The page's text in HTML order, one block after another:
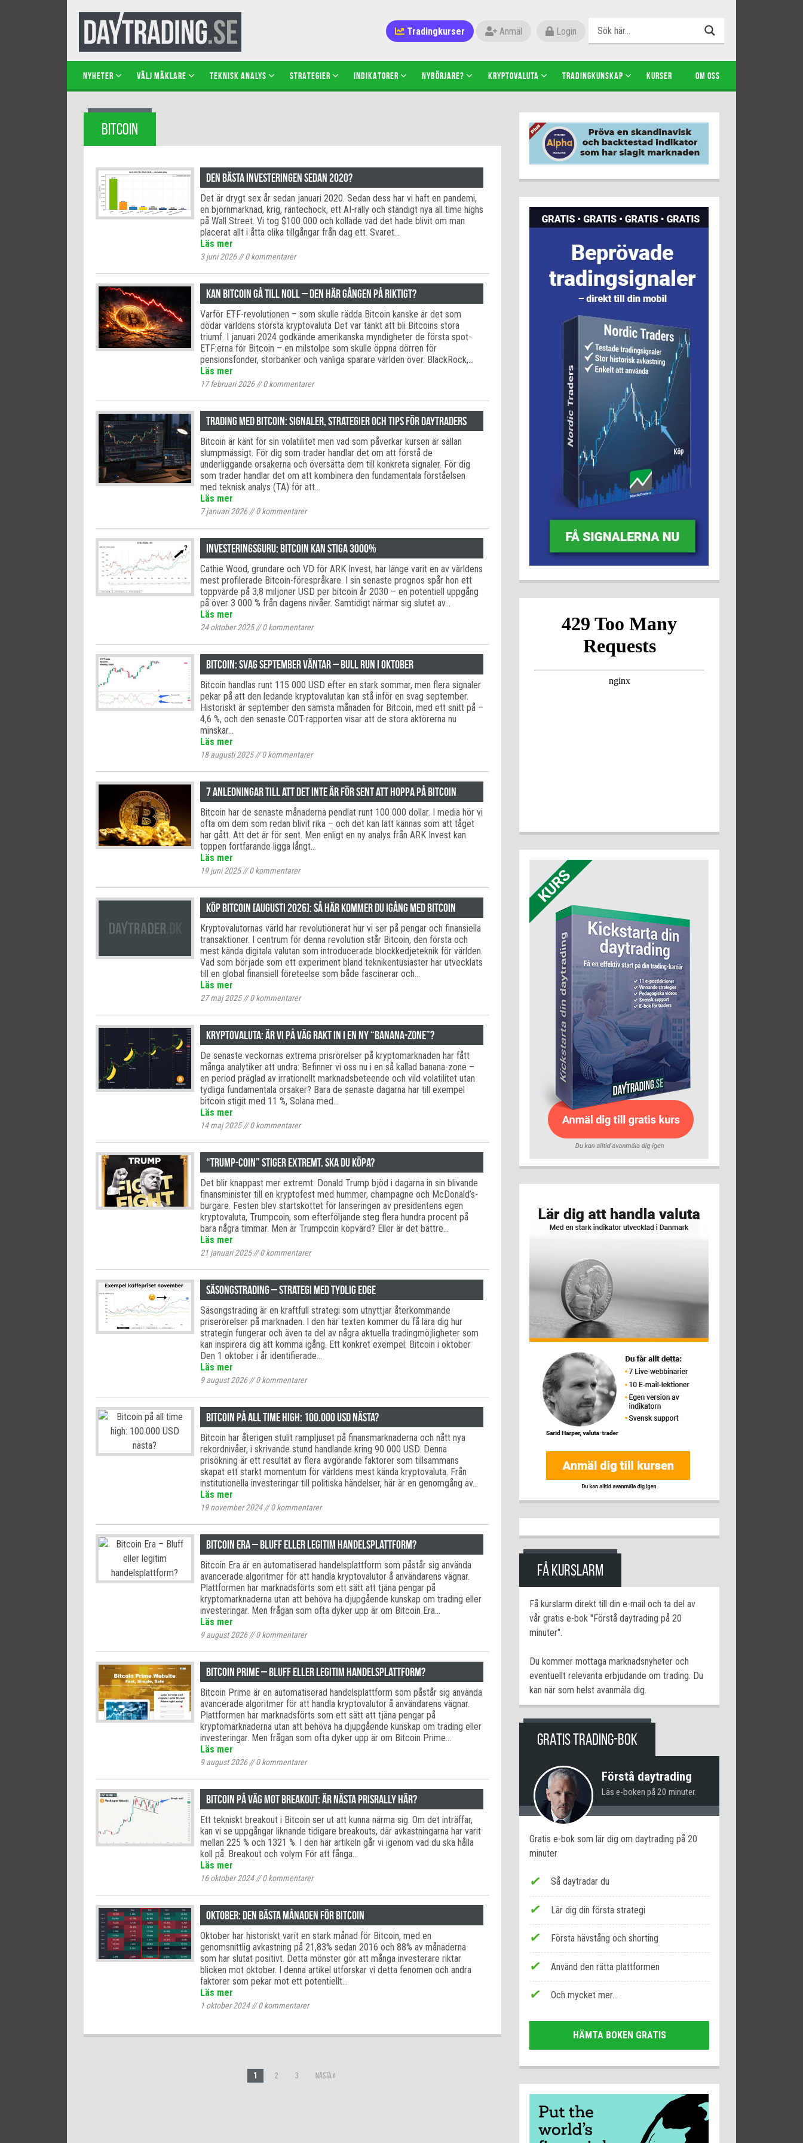
Tradingkurser Anmäl Login
NYHETER VÄLJ MÄKLARE TEKNISK ANALYS STRATEGIER INDIKATORER NYBÖRJARE? KRYPTOVALUTA TRADINGKUNSKAP KURSER OM OSS
BITCOIN
Den bästa investeringen sedan 2020?
Det är drygt sex år sedan januari 2020. Sedan dess har vi haft en pandemi,
en björnmarknad, krig, räntechock, ett AI-rally och ständigt nya all time highs
på Wall Street. Vi tog $100 000 och kollade vad det hade blivit om man
placerat allt i åtta olika tillgångar från dag ett. Svaret…
Läs mer
3 juni 2026//0kommentarer
Kan Bitcoin gå till noll – den här gången på riktigt?
Varför ETF-revolutionen – som skulle rädda Bitcoin kanske är det som
dödar världens största kryptovaluta Det var tänkt att bli Bitcoins stora
triumf. I januari 2024 godkände amerikanska myndigheter de första spot-
ETF:erna för Bitcoin – en milstolpe som skulle öppna dörren för
pensionsfonder, storbanker och vanliga sparare världen över. BlackRock,…
Läs mer
17 februari 2026//0kommentarer
Trading med bitcoin: Signaler, strategier och tips för daytraders
Bitcoin är känt för sin volatilitet men vad som påverkar kursen är sällan
slumpmässigt. För dig som trader handlar det om att förstå de
underliggande orsakerna och översätta dem till konkreta signaler. För dig
som trader handlar det om att kombinera den fundamentala förståelsen
med teknisk analys (TA) för att…
Läs mer
7 januari 2026//0kommentarer
Investeringsguru: Bitcoin kan stiga 3000%
Cathie Wood, grundare och VD för ARK Invest, har länge varit en av världens
mest profilerade Bitcoin-förespråkare. I sin senaste prognos spår hon ett
toppvärde på 3,8 miljoner USD per bitcoin år 2030 – en potentiell uppgång
på över 3 000 % från dagens nivåer. Samtidigt närmar sig slutet av…
Läs mer
24 oktober 2025//0kommentarer
Bitcoin: svag september väntar – bull run i oktober
Bitcoin handlas runt 115 000 USD efter en stark sommar, men flera signaler
pekar på att den ledande kryptovalutan kan stå inför en svag september.
Historiskt är september den sämsta månaden för Bitcoin, med ett snitt på –
4,6 %, och den senaste COT-rapporten visar att de stora aktörerna nu
minskar…
Läs mer
18 augusti 2025//0kommentarer
7 anledningar till att det inte är för sent att hoppa på bitcoin
Bitcoin har de senaste månaderna pendlat runt 100 000 dollar. I media hör vi
ofta om dem som redan blivit rika – och det kan lätt kännas som att tåget
har gått. Att det är för sent. Men enligt en ny analys från ARK Invest kan
toppen fortfarande ligga långt…
Läs mer
19 juni 2025//0kommentarer
Köp Bitcoin [augusti 2026]: Så här kommer du igång med Bitcoin
Kryptovalutornas värld har revolutionerat hur vi ser på pengar och finansiella
transaktioner. I centrum för denna revolution står Bitcoin, den första och
mest kända digitala valutan som introducerade blockkedjeteknik för världen.
Vad som började som ett experiment bland teknikentusiaster har utvecklats
till en global finansiell företeelse som både fascinerar och…
Läs mer
27 maj 2025//0kommentarer
Kryptovaluta: Är vi på väg rakt in i en ny “banana-zone”?
De senaste veckornas extrema prisrörelser på kryptomarknaden har fått
många analytiker att undra: Befinner vi oss nu i en så kallad banana-zone –
en period präglad av irrationellt marknadsbeteende och vild volatilitet utan
tydliga fundamentala orsaker? Bara de senaste dagarna har till exempel
bitcoin stigit med 11 %, Solana med…
Läs mer
14 maj 2025//0kommentarer
“Trump-coin” stiger extremt. Ska du köpa?
Det blir knappast mer extremt: Donald Trump bjöd i dagarna in sin blivande
finansminister till en kryptofest med hummer, champagne och McDonald’s-
burgare. Festen blev startskottet för lanseringen av presidentens egen
kryptovaluta, Trumpcoin, som efterföljande steg flera hundra procent på
bara några timmar. Men är Trumpcoin köpvärd? Eller är det bättre…
Läs mer
21 januari 2025//0kommentarer
Säsongstrading – Strategi med tydlig edge
Säsongstrading är en kraftfull strategi som utnyttjar återkommande
priserörelser på marknaden. I den här texten kommer du få lära dig hur
strategin fungerar och även ta del av några aktuella tradingmöjligheter som
kan inspirera dig att komma igång. Ett konkret exempel: Bitcoin i oktober
Den 1 oktober i år identifierade…
Läs mer
9 august 2026//0kommentarer
Bitcoin på all time high: 100.000 USD nästa?
Bitcoin har återigen stulit rampljuset på finansmarknaderna och nått nya
rekordnivåer, i skrivande stund handlande kring 90 000 USD. Denna
prisökning är ett resultat av flera avgörande faktorer som tillsammans
skapat ett starkt momentum för världens mest kända kryptovaluta. Från
institutionella investeringar till politiska händelser, här är en genomgång av…
Läs mer
19 november 2024//0kommentarer
Bitcoin Era – Bluff eller legitim handelsplattform?
Bitcoin Era är en automatiserad handelsplattform som påstår sig använda
avancerade algoritmer för att handla kryptovalutor å användarens vägnar.
Plattformen har marknadsförts som ett sätt att tjäna pengar på
kryptomarknaderna utan att behöva ha djupgående kunskap om trading eller
investeringar. Men frågan som ofta dyker upp är om Bitcoin Era…
Läs mer
9 august 2026//0kommentarer
Bitcoin Prime – Bluff eller legitim handelsplattform?
Bitcoin Prime är en automatiserad handelsplattform som påstår sig använda
avancerade algoritmer för att handla kryptovalutor å användarens vägnar.
Plattformen har marknadsförts som ett sätt att tjäna pengar på
kryptomarknaderna utan att behöva ha djupgående kunskap om trading eller
investeringar. Men frågan som ofta dyker upp är om Bitcoin Prime…
Läs mer
9 august 2026//0kommentarer
Bitcoin på väg mot breakout: Är nästa prisrally här?
Ett tekniskt breakout i Bitcoin ser ut att kunna närma sig. Om det inträffar,
kan vi se uppgångar liknande tidigare breakouts, där avkastningarna har varit
mellan 225 % och 1321 %. I den här artikeln går vi igenom vad du ska hålla
koll på. Breakout och volym För att fånga…
Läs mer
16 oktober 2024//0kommentarer
Oktober: Den bästa månaden för Bitcoin
Oktober har historiskt varit en stark månad för Bitcoin, med en
genomsnittlig avkastning på 21,83% sedan 2016 och 88% av månaderna
som har slutat positivt. Detta mönster gör att många investerare riktar
blicken mot oktober. I denna artikel utforskar vi detta fenomen och andra
faktorer som pekar mot ett potentiellt…
Läs mer
1 oktober 2024//0kommentarer
1 2 3 Nästa »
FÅ KURSLARM
Få kurslarm direkt till din e-mail och ta del av
vår gratis e-bok "Förstå daytrading på 20
minuter".
Du kommer mottaga marknadsnyheter och
eventuellt relevanta erbjudande om trading. Du
kan när som helst avanmäla dig.
GRATIS TRADING-BOK
Förstå daytrading
Läs e-boken på 20 minuter.
Gratis e-bok som lär dig om daytrading på 20
minuter
Så daytradar du
Lär dig din första strategi
Första hävstång och shorting
Använd den rätta plattformen
Och mycket mer...
HÄMTA BOKEN GRATIS